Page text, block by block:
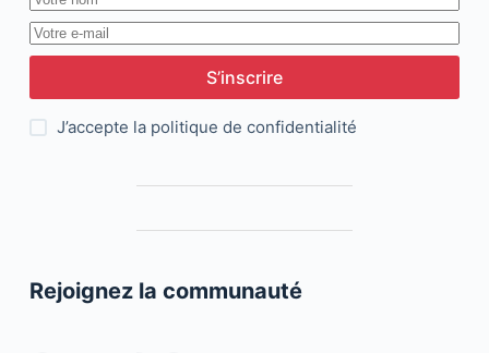
S’inscrire
J’accepte la politique de confidentialité
Rejoignez la communauté